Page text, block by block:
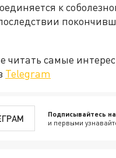
к
читать самые
Telegram
Подписывайтесь
и первыми